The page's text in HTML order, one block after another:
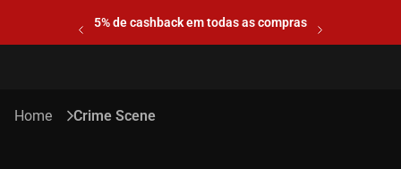
5% de cashback em todas as compras
Crime Scene